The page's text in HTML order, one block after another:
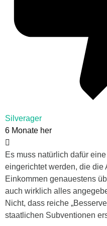
Silverager
6 Monate her
Es muss natürlich dafür
eingerichtet werden, die die
Einkommen genauestens
auch wirklich alles
Nicht, dass reiche
staatlichen Subventionen